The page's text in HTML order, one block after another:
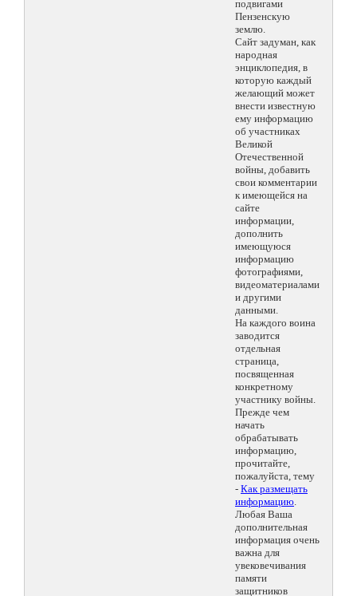
подвигами
Пензенскую
землю.
Сайт задуман, как
народная
энциклопедия, в
которую каждый
желающий может
внести известную
ему информацию
об участниках
Великой
Отечественной
войны, добавить
свои комментарии
к имеющейся на
сайте
информации,
дополнить
имеющуюся
информацию
фотографиями,
видеоматериалами
и другими
данными.
На каждого воина
заводится
отдельная
страница,
посвященная
конкретному
участнику войны.
Прежде чем
начать
обрабатывать
информацию,
прочитайте,
пожалуйста, тему
- Как размещать
информацию.
Любая Ваша
дополнительная
информация очень
важна для
увековечивания
памяти
защитников